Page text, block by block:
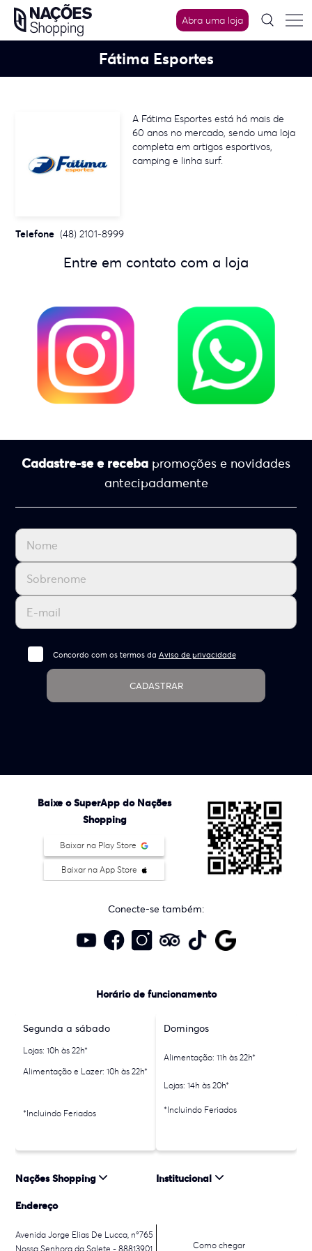
Skip
content
Abra uma loja
Fátima Esportes
A Fátima Esportes está há mais de
60 anos no mercado, sendo uma loja
completa em artigos esportivos,
camping e linha surf.
Telefone (48) 2101-8999
Entre em contato com a loja
Cadastre-se e receba promoções e novidades
antecipadamente
Concordo com os termos da Aviso de privacidade
CADASTRAR
Baixe o SuperApp do Nações
Shopping
Baixar na Play Store
Baixar na App Store
Conecte-se também:
Horário de funcionamento
Segunda a sábado
Lojas: 10h às 22h*
Alimentação e Lazer: 10h às 22h*
*Incluindo Feriados
Domingos
Alimentação: 11h às 22h*
Lojas: 14h às 20h*
*Incluindo Feriados
Nações Shopping Institucional
Endereço
Avenida Jorge Elias De Lucca, n°765
Nossa Senhora da Salete - 88813901
Como chegar